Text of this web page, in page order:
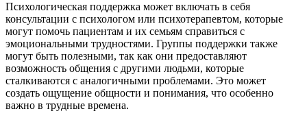
Психологическая поддержка может включать в себя
консультации с психологом или психотерапевтом, которые
могут помочь пациентам и их семьям справиться с
эмоциональными трудностями. Группы поддержки также
могут быть полезными, так как они предоставляют
возможность общения с другими людьми, которые
сталкиваются с аналогичными проблемами. Это может
создать ощущение общности и понимания, что особенно
важно в трудные времена.